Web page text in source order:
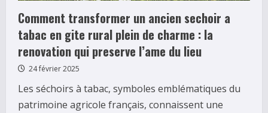
Comment transformer un ancien sechoir a
tabac en gite rural plein de charme : la
renovation qui preserve l’ame du lieu
24 février 2025
Les séchoirs à tabac, symboles emblématiques du
patrimoine agricole français, connaissent une